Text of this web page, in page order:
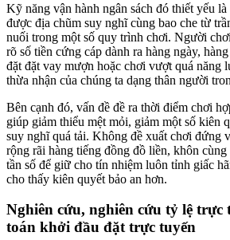
Kỹ năng vận hành ngân sách đó thiết yếu
được địa chũm suy nghĩ cùng bao che từ
nuối trong một số quy trình chơi. Người
rõ số tiền cứng cáp dành ra hàng ngày,
đặt đặt vay mượn hoặc chơi vượt quá năng
thừa nhận của chúng ta dạng thân người
Bên cạnh đó, vấn đề đề ra thời điểm chơi
giúp giảm thiểu mệt mỏi, giảm một số kiên
suy nghĩ quá tải. Không đề xuất chơi đứng
rộng rãi hàng tiếng đồng đồ liền, khôn
tần số để giữ cho tín nhiệm luôn tỉnh giấc
cho thấy kiên quyết bảo an hơn.
Nghiên cứu, nghiên cứu tỷ lệ trực
toán khởi đầu đặt trực tuyến